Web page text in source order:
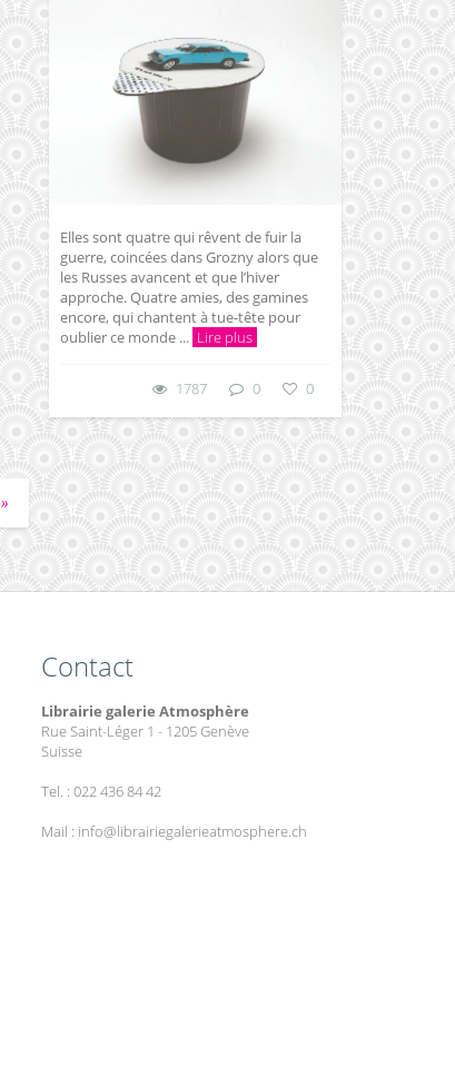
Elles sont quatre qui rêvent de fuir la
guerre, coincées dans Grozny alors que
les Russes avancent et que l’hiver
approche. Quatre amies, des gamines
encore, qui chantent à tue-tête pour
oublier ce monde ... Lire plus
1787 0 0
»
Contact
Librairie galerie Atmosphère
Rue Saint-Léger 1 - 1205 Genève
Suisse
Tel. : 022 436 84 42
Mail : info@librairiegalerieatmosphere.ch